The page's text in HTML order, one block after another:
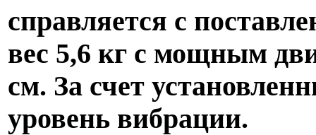
справляется с
вес 5,6 кг с мощным
см. За счет
уровень вибрации.